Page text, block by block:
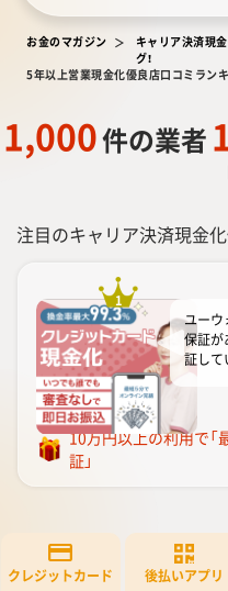
お金のマガジン
キャリア決済現
グ！
1,000件の業者
注目のキャリア決済現金
ユーウォレット
10万円以上の利用で「
証」
1
ユーウ
保証が
証して
円以
用時
してい
クレジットカード 後払いアプリ